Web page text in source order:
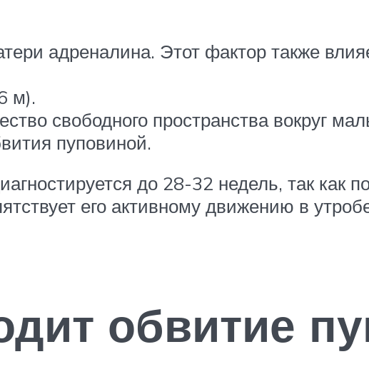
адреналина. Этот фактор также
м).
свободного пространства вокруг
пуповиной.
до 28-32 недель, так как
его активному движению в
обвитие